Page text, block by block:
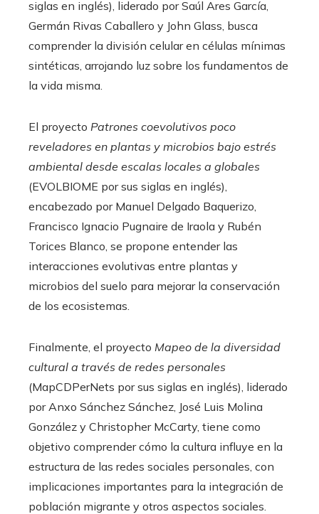
siglas en inglés), liderado por Saúl Ares García,
Germán Rivas Caballero y John Glass, busca
comprender la división celular en células mínimas
sintéticas, arrojando luz sobre los fundamentos de
la vida misma.
El proyecto Patrones coevolutivos poco
reveladores en plantas y microbios bajo estrés
ambiental desde escalas locales a globales
(EVOLBIOME por sus siglas en inglés),
encabezado por Manuel Delgado Baquerizo,
Francisco Ignacio Pugnaire de Iraola y Rubén
Torices Blanco, se propone entender las
interacciones evolutivas entre plantas y
microbios del suelo para mejorar la conservación
de los ecosistemas.
Finalmente, el proyecto Mapeo de la diversidad
cultural a través de redes personales
(MapCDPerNets por sus siglas en inglés), liderado
por Anxo Sánchez Sánchez, José Luis Molina
González y Christopher McCarty, tiene como
objetivo comprender cómo la cultura influye en la
estructura de las redes sociales personales, con
implicaciones importantes para la integración de
población migrante y otros aspectos sociales.